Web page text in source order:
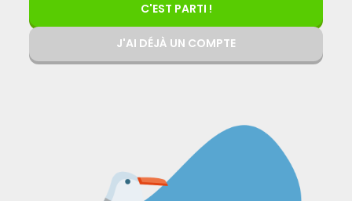
C'EST PARTI !
J'AI DÉJÀ UN COMPTE